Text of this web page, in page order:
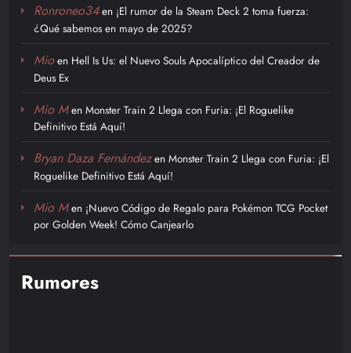
Ronroneo34en ¡El rumor de la Steam Deck 2 toma fuerza:
¿Qué sabemos en mayo de 2025?
Mioen Hell Is Us: el Nuevo Souls Apocalíptico del Creador de
Deus Ex
Mio Men Monster Train 2 Llega con Furia: ¡El Roguelike
Definitivo Está Aquí!
Bryan Daza Fernándezen Monster Train 2 Llega con Furia: ¡El
Roguelike Definitivo Está Aquí!
Mio Men ¡Nuevo Código de Regalo para Pokémon TCG Pocket
por Golden Week! Cómo Canjearlo
Rumores